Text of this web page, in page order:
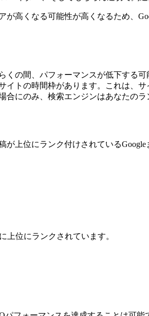
きるかどうかという質問です。こ
イダー、そしてもちろん適切で関
高くなる可能性が高くなるため、
の間、パフォーマンスが低下する
トの時間枠があります。これは、
にのみ、検索エンジンはあなたのラ
上位にランク付けされている
上位にランクされています。